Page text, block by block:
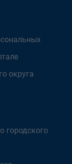
округа
городского